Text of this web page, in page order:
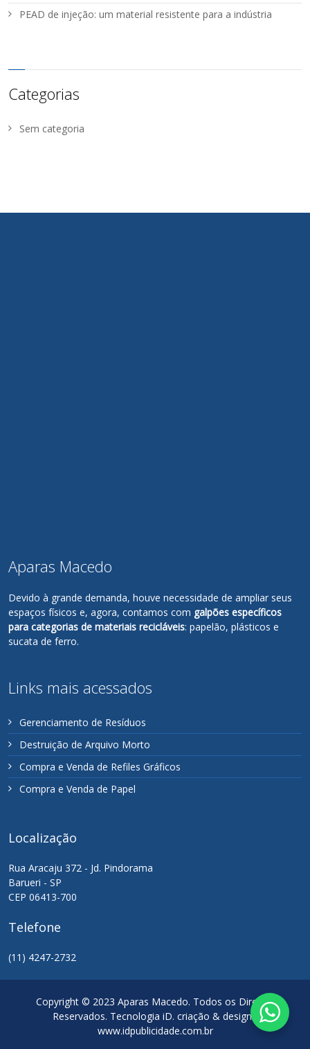
PEAD de injeção: um material resistente para a indústria
Categorias
Sem categoria
Aparas Macedo
Devido à grande demanda, houve necessidade de ampliar seus
espaços físicos e, agora, contamos com galpões específicos
para categorias de materiais recicláveis: papelão, plásticos e
sucata de ferro.
Links mais acessados
Gerenciamento de Resíduos
Destruição de Arquivo Morto
Compra e Venda de Refiles Gráficos
Compra e Venda de Papel
Localização
Rua Aracaju 372 - Jd. Pindorama
Barueri - SP
CEP 06413-700
Telefone
(11) 4247-2732
Copyright © 2023 Aparas Macedo. Todos os Direitos
Reservados. Tecnologia iD. criação & design /
www.idpublicidade.com.br